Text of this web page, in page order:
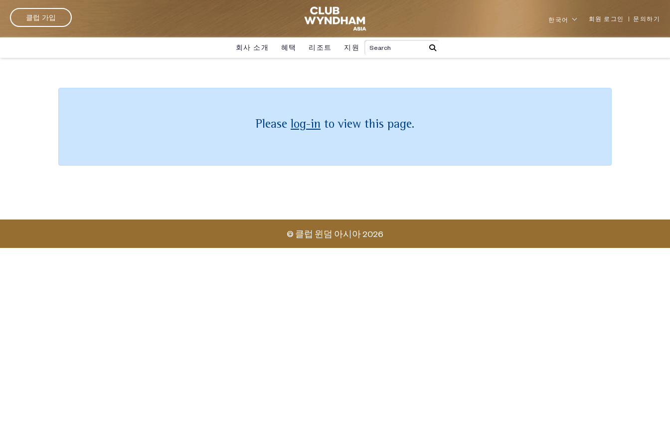
클럽 가입 한국어 회원 로그인 문의하기
회사 소개 혜택 리조트 지원
Please log-in to view this page.
© 클럽 윈덤 아시아 2026